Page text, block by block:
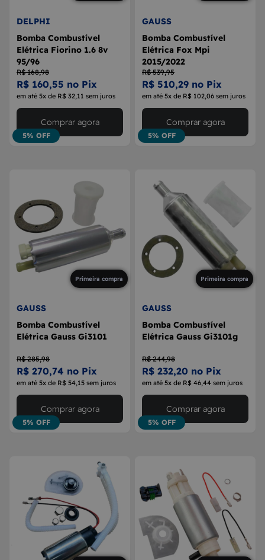
DELPHI
Bomba Combustível
Elétrica Fiorino 1.6 8v
95/96
R$ 168,98
R$ 160,55 no Pix
em até 5x de R$ 32,11 sem juros
5% OFF
Comprar agora
GAUSS
Bomba Combustível
Elétrica Fox Mpi
2015/2022
R$ 539,95
R$ 510,29 no Pix
em até 5x de R$ 102,06 sem juros
5% OFF
Comprar agora
Primeira compra
GAUSS
Bomba Combustível
Elétrica Gauss Gi3101
R$ 285,98
R$ 270,74 no Pix
em até 5x de R$ 54,15 sem juros
5% OFF
Comprar agora
Primeira compra
GAUSS
Bomba Combustível
Elétrica Gauss Gi3101g
R$ 244,98
R$ 232,20 no Pix
em até 5x de R$ 46,44 sem juros
5% OFF
Comprar agora